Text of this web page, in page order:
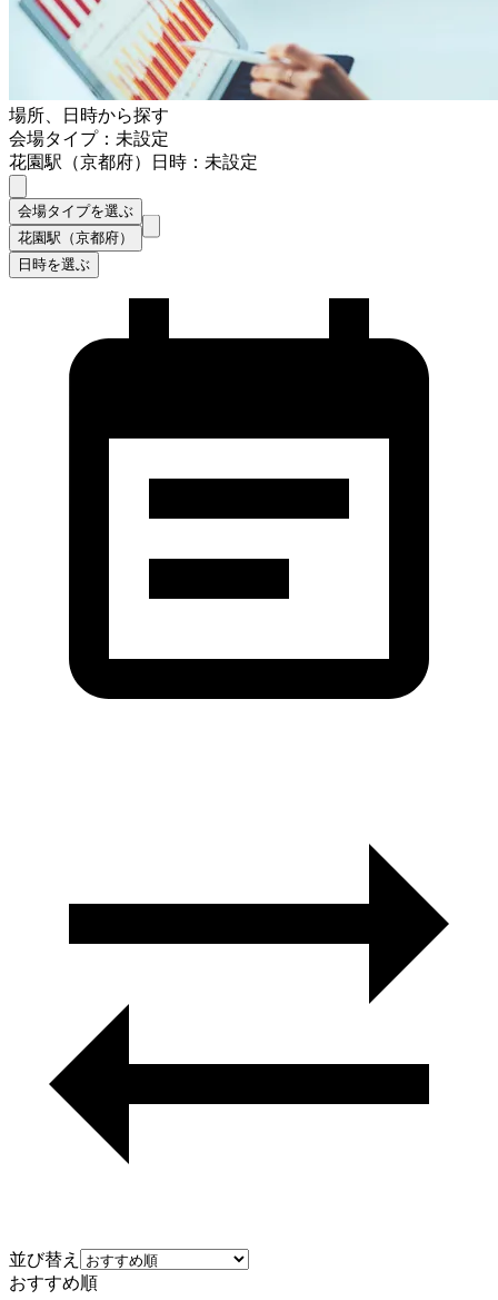
場所、日時から探す
会場タイプ：未設定
花園駅（京都府）
日時：未設定
会場タイプを選ぶ
花園駅（京都府）
日時を選ぶ
並び替え
おすすめ順